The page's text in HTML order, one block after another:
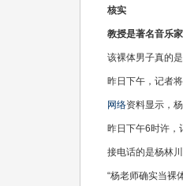
核实
教授是著名音乐
该裸体男子真的
昨日下午，记者
网络资料显示，
昨日下午6时许，
接电话的是杨林
“杨老师确实当裸